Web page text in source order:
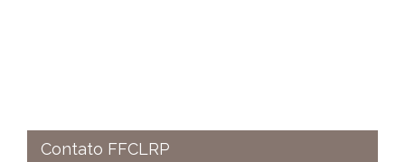
Atividades
Contato FFCLRP